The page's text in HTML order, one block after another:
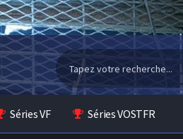
Séries VF Séries VOSTFR